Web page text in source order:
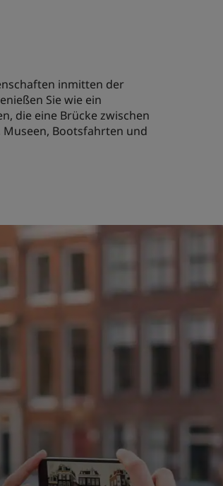
inmitten der
Sie wie ein
die eine Brücke zwischen
Bootsfahrten und